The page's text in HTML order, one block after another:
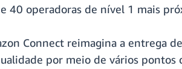
40 operadoras de nível 1 mais
Connect reimagina a entrega
por meio de vários